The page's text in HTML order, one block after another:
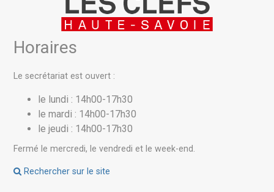
Horaires
Le secrétariat est ouvert :
le lundi : 14h00-17h30
le mardi : 14h00-17h30
le jeudi : 14h00-17h30
Fermé le mercredi, le vendredi et le week-end.
Rechercher sur le site